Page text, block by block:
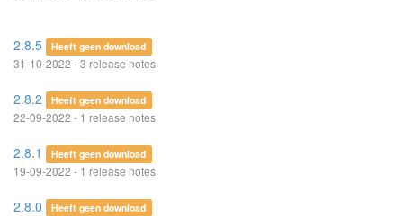
2.8.5 Heeft geen download
31-10-2022 - 3 release notes
2.8.2 Heeft geen download
22-09-2022 - 1 release notes
2.8.1 Heeft geen download
19-09-2022 - 1 release notes
2.8.0 Heeft geen download